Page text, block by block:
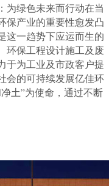
为绿色未来而行动在当
保产业的重要性愈发凸
这一趋势下应运而生的
环保工程设计施工及废
于为工业及市政客户提
会的可持续发展亿佳环
土”为使命，通过不断